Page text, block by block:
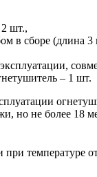
шт.,
в сборе (длина
– 1 шт.
но не более 18
при температуре